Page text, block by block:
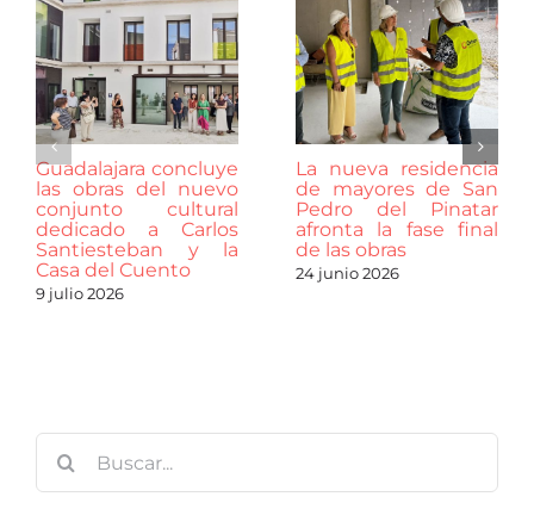
Guadalajara concluye
las obras del nuevo
conjunto cultural
dedicado a Carlos
Santiesteban y la
Casa del Cuento
9 julio 2026
La nueva residencia
de mayores de San
Pedro del Pinatar
afronta la fase final
de las obras
24 junio 2026